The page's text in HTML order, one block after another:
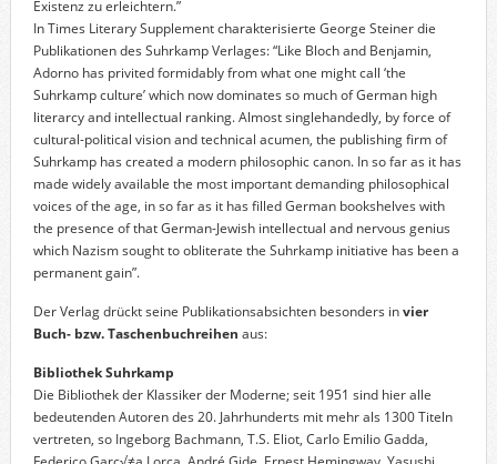
Existenz zu erleichtern.”
In Times Literary Supplement charakterisierte George Steiner die
Publikationen des Suhrkamp Verlages: “Like Bloch and Benjamin,
Adorno has privited formidably from what one might call ‘the
Suhrkamp culture’ which now dominates so much of German high
literarcy and intellectual ranking. Almost singlehandedly, by force of
cultural-political vision and technical acumen, the publishing firm of
Suhrkamp has created a modern philosophic canon. In so far as it has
made widely available the most important demanding philosophical
voices of the age, in so far as it has filled German bookshelves with
the presence of that German-Jewish intellectual and nervous genius
which Nazism sought to obliterate the Suhrkamp initiative has been a
permanent gain”.
Der Verlag drückt seine Publikationsabsichten besonders invier
Buch- bzw. Taschenbuchreihen aus:
Bibliothek Suhrkamp
Die Bibliothek der Klassiker der Moderne; seit 1951 sind hier alle
bedeutenden Autoren des 20. Jahrhunderts mit mehr als 1300 Titeln
vertreten, so Ingeborg Bachmann, T.S. Eliot, Carlo Emilio Gadda,